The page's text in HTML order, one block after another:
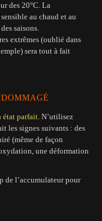
des 20°C. La
au chaud et au
saisons.
extrêmes (oublié dans
sera tout à fait
état parfait. N’utilisez
les signes suivants : des
(même de façon
une déformation
de l’accumulateur pour